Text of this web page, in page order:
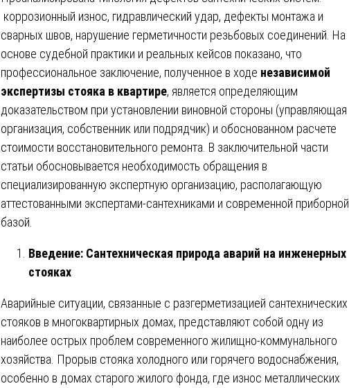
коррозионный износ, гидравлический удар, дефекты монтажа и
сварных швов, нарушение герметичности резьбовых соединений. На
основе судебной практики и реальных кейсов показано, что
профессиональное заключение, полученное в ходе независимой
экспертизы стояка в квартире, является определяющим
доказательством при установлении виновной стороны (управляющая
организация, собственник или подрядчик) и обоснованном расчете
стоимости восстановительного ремонта. В заключительной части
статьи обосновывается необходимость обращения в
специализированную экспертную организацию, располагающую
аттестованными экспертами-сантехниками и современной приборной
базой.
Введение: Сантехническая природа аварий на инженерных
стояках
Аварийные ситуации, связанные с разгерметизацией сантехнических
стояков в многоквартирных домах, представляют собой одну из
наиболее острых проблем современного жилищно-коммунального
хозяйства. Прорыв стояка холодного или горячего водоснабжения,
особенно в домах старого жилого фонда, где износ металлических